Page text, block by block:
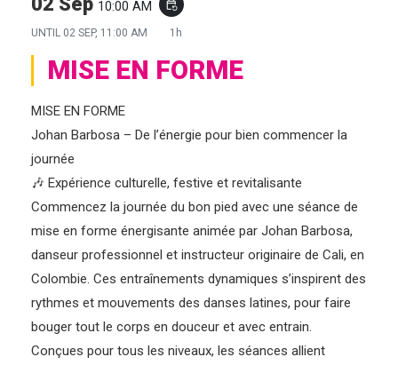
10:00 AM event_repeat
UNTIL 02 SEP, 11:00 AM 1h
MISE EN FORME
MISE EN FORME
Johan Barbosa – De l’énergie pour bien commencer la
journée
🎶 Expérience culturelle, festive et revitalisante
Commencez la journée du bon pied avec une séance de
mise en forme énergisante animée par Johan Barbosa,
danseur professionnel et instructeur originaire de Cali, en
Colombie. Ces entraînements dynamiques s’inspirent des
rythmes et mouvements des danses latines, pour faire
bouger tout le corps en douceur et avec entrain.
Conçues pour tous les niveaux, les séances allient